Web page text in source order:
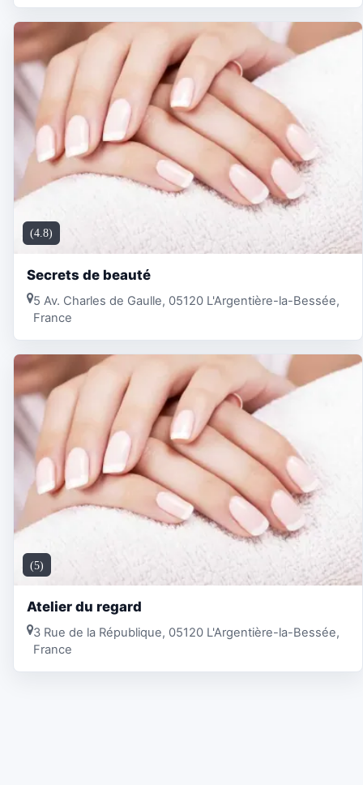
(4.8)
Secrets de beauté
5 Av. Charles de Gaulle, 05120 L'Argentière-la-Bessée,
France
(5)
Atelier du regard
3 Rue de la République, 05120 L'Argentière-la-Bessée,
France